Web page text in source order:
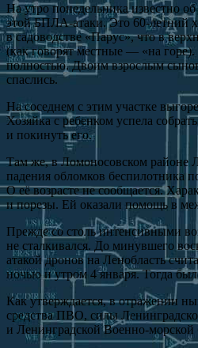
На утро понедельника известно
этой БПЛА-атаки. Это 60-летний
в садоводстве «Парус», что в
(как говорят местные — «на горе).
полностью. Двоим взрослым
спаслись.
На соседнем с этим участке
Хозяйка с ребенком успела
и покинуть его.
Там же, в Ломоносовском районе
падения обломков беспилотника
О её возрасте не сообщается.
и порезы. Ей оказали помощь в
Прежде со столь интенсивными
не сталкивался. До минувшего
атакой дронов на Ленобласть
ночью и утром 4 января. Тогда
Как утверждается, в отражении
средства ПВО, силы
и Ленинградской Военно-морской